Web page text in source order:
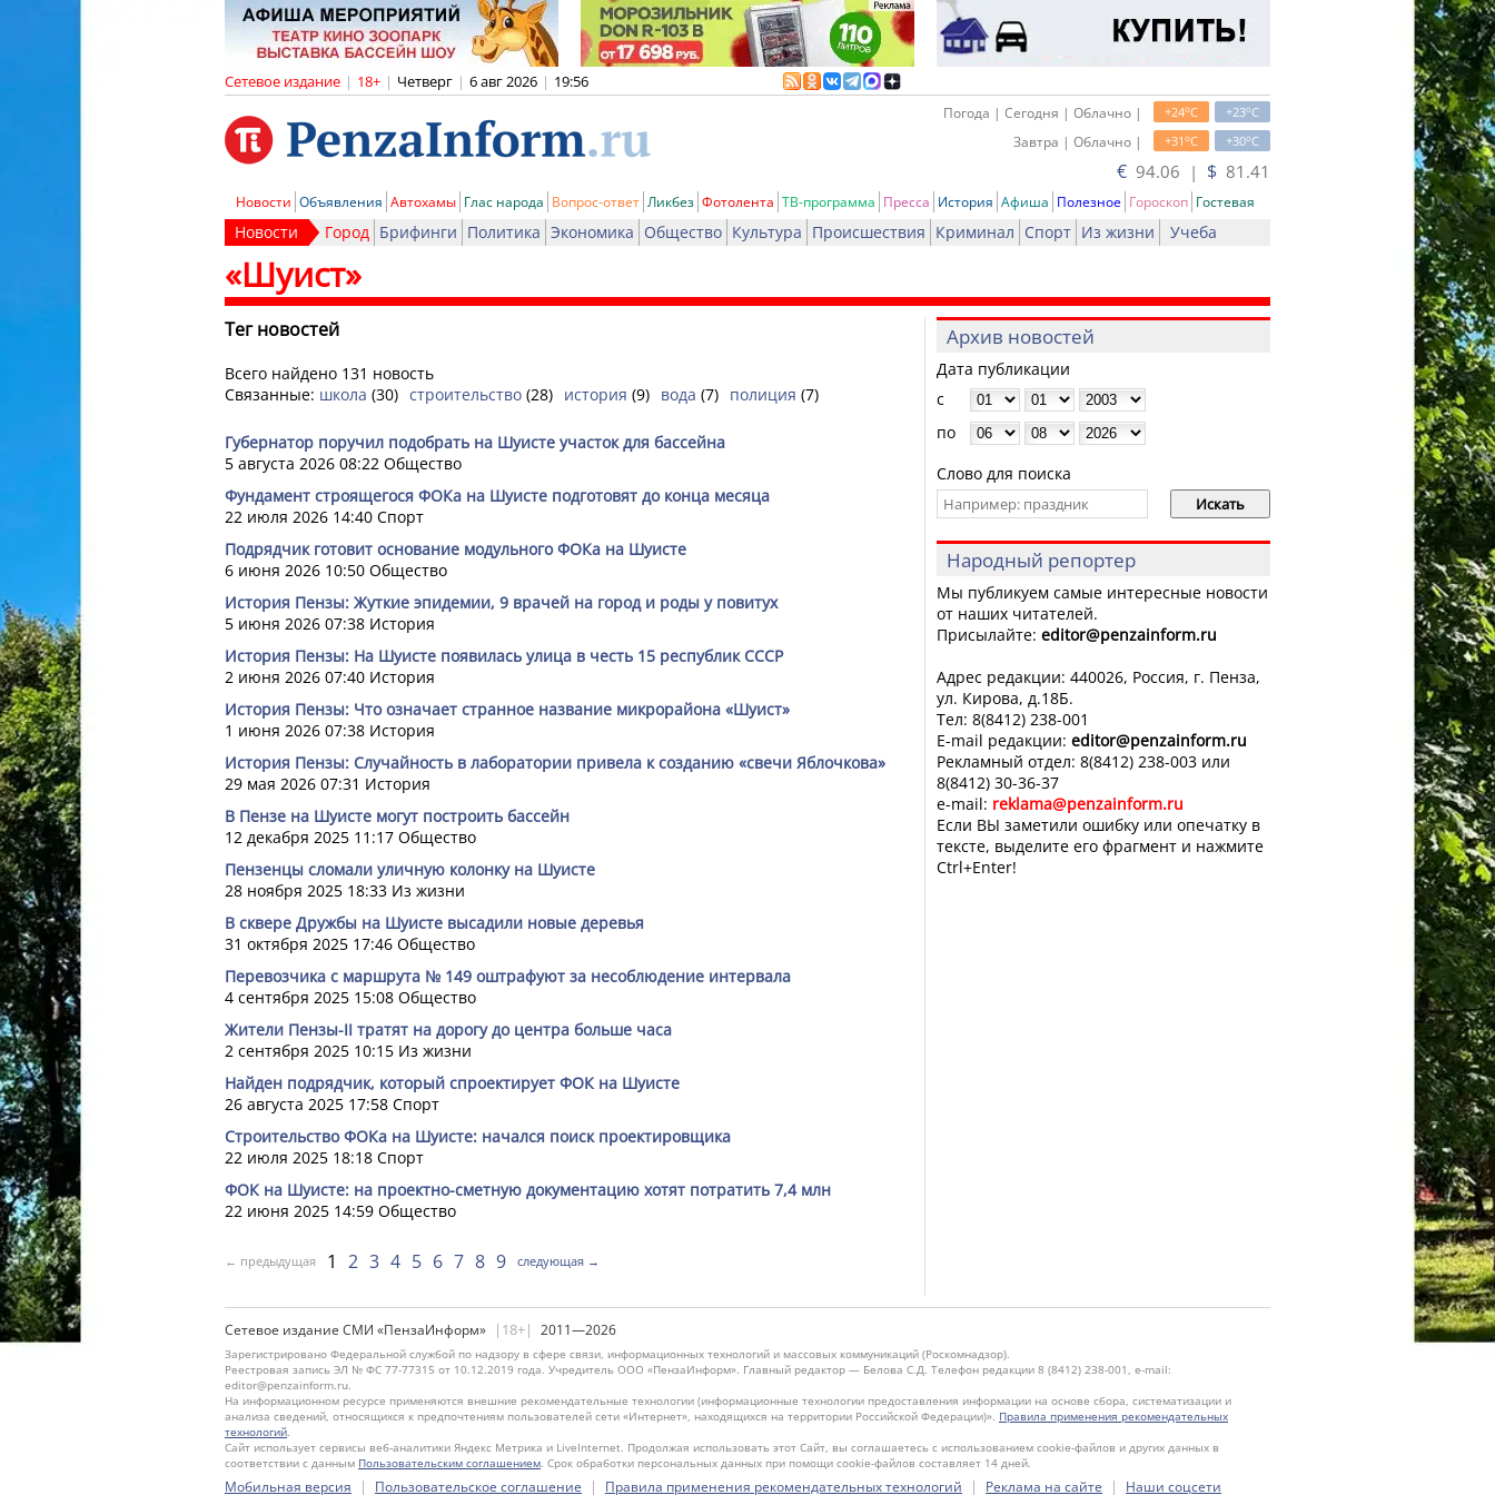
Сетевое издание | 18+ | Четверг | 6 авг 2026 | 19:56
+23oC
+24oC
Погода | Сегодня | Облачно |
+30oC
+31oC
Завтра | Облачно |
€ 94.06 | $ 81.41
Новости Объявления Автохамы Глас народа Вопрос-ответ Ликбез Фотолента ТВ-программа Пресса История Афиша Полезное Гороскоп Гостевая
Новости Город Брифинги Политика Экономика Общество Культура Происшествия Криминал Спорт Из жизни Учеба
«Шуист»
Тег новостей
Всего найдено 131 новость
Связанные: школа (30) строительство (28) история (9) вода (7) полиция (7)
Губернатор поручил подобрать на Шуисте участок для бассейна
5 августа 2026 08:22 Общество
Фундамент строящегося ФОКа на Шуисте подготовят до конца месяца
22 июля 2026 14:40 Спорт
Подрядчик готовит основание модульного ФОКа на Шуисте
6 июня 2026 10:50 Общество
История Пензы: Жуткие эпидемии, 9 врачей на город и роды у повитух
5 июня 2026 07:38 История
История Пензы: На Шуисте появилась улица в честь 15 республик СССР
2 июня 2026 07:40 История
История Пензы: Что означает странное название микрорайона «Шуист»
1 июня 2026 07:38 История
История Пензы: Случайность в лаборатории привела к созданию «свечи Яблочкова»
29 мая 2026 07:31 История
В Пензе на Шуисте могут построить бассейн
12 декабря 2025 11:17 Общество
Пензенцы сломали уличную колонку на Шуисте
28 ноября 2025 18:33 Из жизни
В сквере Дружбы на Шуисте высадили новые деревья
31 октября 2025 17:46 Общество
Перевозчика с маршрута № 149 оштрафуют за несоблюдение интервала
4 сентября 2025 15:08 Общество
Жители Пензы-II тратят на дорогу до центра больше часа
2 сентября 2025 10:15 Из жизни
Найден подрядчик, который спроектирует ФОК на Шуисте
26 августа 2025 17:58 Спорт
Строительство ФОКа на Шуисте: начался поиск проектировщика
22 июля 2025 18:18 Спорт
ФОК на Шуисте: на проектно-сметную документацию хотят потратить 7,4 млн
22 июня 2025 14:59 Общество
← предыдущая 1 2 3 4 5 6 7 8 9 следующая →
Архив новостей
Дата публикации
с
по
Слово для поиска
Народный репортер
Мы публикуем самые интересные новости
от наших читателей.
Присылайте: editor@penzainform.ru
Адрес редакции: 440026, Россия, г. Пенза,
ул. Кирова, д.18Б.
Тел: 8(8412) 238-001
E-mail редакции: editor@penzainform.ru
Рекламный отдел: 8(8412) 238-003 или
8(8412) 30-36-37
e-mail: reklama@penzainform.ru
Если ВЫ заметили ошибку или опечатку в
тексте, выделите его фрагмент и нажмите
Ctrl+Enter!
Сетевое издание СМИ «ПензаИнформ» |18+| 2011—2026
Зарегистрировано Федеральной службой по надзору в сфере связи, информационных технологий и массовых коммуникаций (Роскомнадзор).
Реестровая запись ЭЛ № ФС 77-77315 от 10.12.2019 года. Учредитель ООО «ПензаИнформ». Главный редактор — Белова С.Д. Телефон редакции 8 (8412) 238-001, e-mail:
editor@penzainform.ru.
На информационном ресурсе применяются внешние рекомендательные технологии (информационные технологии предоставления информации на основе сбора, систематизации и
анализа сведений, относящихся к предпочтениям пользователей сети «Интернет», находящихся на территории Российской Федерации)». Правила применения рекомендательных
технологий.
Сайт использует сервисы веб-аналитики Яндекс Метрика и LiveInternet. Продолжая использовать этот Сайт, вы соглашаетесь с использованием cookie-файлов и других данных в
соответствии с данным Пользовательским соглашением. Срок обработки персональных данных при помощи cookie-файлов составляет 14 дней.
Мобильная версия | Пользовательское соглашение | Правила применения рекомендательных технологий | Реклама на сайте | Наши соцсети